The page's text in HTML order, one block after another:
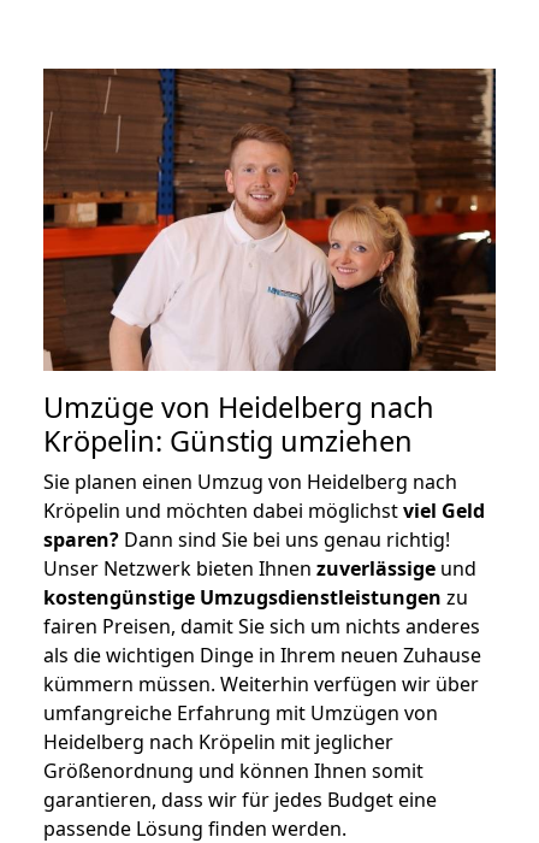
Umzüge von Heidelberg nach
Kröpelin: Günstig umziehen
Sie planen einen Umzug von Heidelberg nach
Kröpelin und möchten dabei möglichstviel Geld
sparen? Dann sind Sie bei uns genau richtig!
Unser Netzwerk bieten Ihnen zuverlässige und
kostengünstige Umzugsdienstleistungen zu
fairen Preisen, damit Sie sich um nichts anderes
als die wichtigen Dinge in Ihrem neuen Zuhause
kümmern müssen. Weiterhin verfügen wir über
umfangreiche Erfahrung mit Umzügen von
Heidelberg nach Kröpelin mit jeglicher
Größenordnung und können Ihnen somit
garantieren, dass wir für jedes Budget eine
passende Lösung finden werden.